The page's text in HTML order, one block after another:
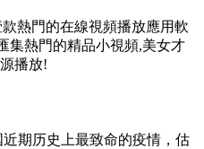
熱門的在線視頻播放應用軟
集熱門的精品小視頻,美女才
播放!
上最致命的疫情，估